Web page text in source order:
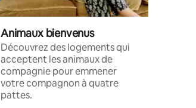
Animaux bienvenus
Découvrez des logements qui
acceptent les animaux de
compagnie pour emmener
votre compagnon à quatre
pattes.